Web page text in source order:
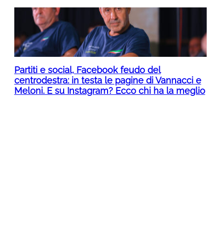
Partiti e social, Facebook feudo del
centrodestra: in testa le pagine di Vannacci e
Meloni. E su Instagram? Ecco chi ha la meglio